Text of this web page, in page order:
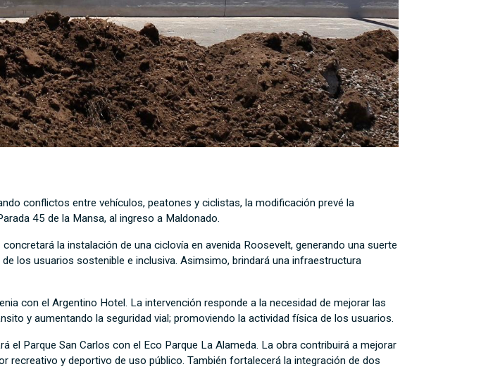
conflictos entre vehículos, peatones y ciclistas, la modificación prevé la
45 de la Mansa, al ingreso a Maldonado.
la instalación de una ciclovía en avenida Roosevelt, generando una suerte
los usuarios sostenible e inclusiva. Asimsimo, brindará una infraestructura
con el Argentino Hotel. La intervención responde a la necesidad de mejorar las
y aumentando la seguridad vial; promoviendo la actividad física de los usuarios.
el Parque San Carlos con el Eco Parque La Alameda. La obra contribuirá a mejorar
recreativo y deportivo de uso público. También fortalecerá la integración de dos